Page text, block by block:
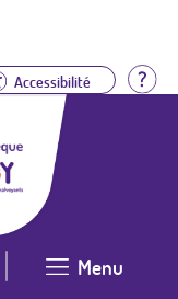
Accessibilité
Menu